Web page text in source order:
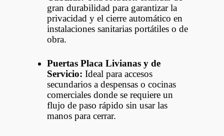
gran durabilidad para garantizar la
privacidad y el cierre automático en
instalaciones sanitarias portátiles o de
obra.
Puertas Placa Livianas y de
Servicio: Ideal para accesos
secundarios a despensas o cocinas
comerciales donde se requiere un
flujo de paso rápido sin usar las
manos para cerrar.